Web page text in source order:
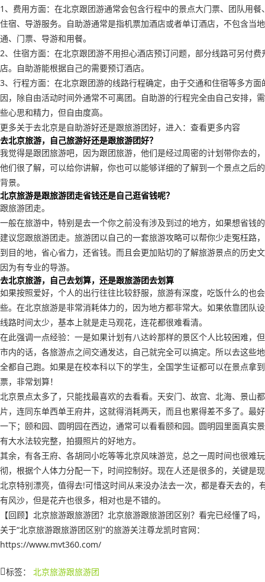
1、费用方面：在北京跟团游通常会包含行程中的景点大门票、团队用餐
住宿、导游服务。自助游通常是指机票加酒店或者单订酒店，不包含当
通、门票、导游和用餐。
2、住宿方面：在北京跟团游不用担心酒店预订问题，部分线路可另付费
店。自助游能根据自己的需要预订酒店。
3、行程方面：在北京跟团游的线路行程确定，由于交通和住宿等多方面
因，除自由活动时间外通常不可离团。自助游的行程完全由自己安排，
些心思和精力，但自由度高。
更多关于去北京是自助游好还是跟旅游团好，进入：查看更多内容
去北京旅游，自己旅游好还是跟旅游团好？
我觉得是跟团旅游吧，因为跟团旅游，他们是经过周密的计划带你去的
他们很了解，可以给你讲解，你也可以能够详细的了解到一个景点之后
背景。
北京旅游是跟旅游团走省钱还是自己逛省钱呢？
跟旅游团走。
一般在旅游中，特别是去一个你之前没有涉及到过的地方，如果想省钱
建议您跟旅游团走。旅游团以自己的一套旅游攻略可以帮你少走冤枉路
到目的地，省心省力，还省钱。而且会更加贴切的了解旅游景点的历史
因为有专业的导游。
去北京旅游，自己去划算，还是跟旅游团去划算
如果按照爱好，个人的出行往往比较舒服，旅游有深度，吃饭什么的也
些。在北京旅游是非常消耗体力的，因为地方都非常大。如果依靠团队
线路时间太少，基本上就是走马观花，连花都很难看清。
在此强调一点经验：一是如果计划有八达岭那样的景区个人比较困难，
市内的话，各旅游点之间交通发达，自己就完全可以搞定。所以去这些
全都自己跑。如果是在校本科以下的学生，全国学生证都可以在景点拿
票，非常划算！
北京景点太多了，只能找最喜欢的去看看。天安门、故宫、北海、景山
片，连同东单西单王府井，这就得消耗两天，而且也累得差不多了。最
一下；颐和园、圆明园在西边，通常可以看看颐和园。圆明园里面真实
有大水法较完整，拍摄照片的好地方。
其余，有各王府、各胡同小吃等等北京风味游览，总之一周时间也很难
彻，根据个人体力分配一下，时间控制好。现在人还是很多的，关键是
北京特别漂亮，值得去!可惜这时间从来没办法去一次，都是春天去的，
有风沙，但是花卉也很多，相对也是不错的。
【回顾】北京旅游跟旅游团？北京旅游跟旅游团区别？看完已经懂了吗
关于“北京旅游跟旅游团区别”的旅游关注尊龙凯时官网：
https://www.mvt360.com/
标签： 北京旅游跟旅游团